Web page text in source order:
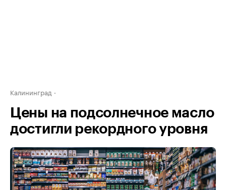
Калининград
Цены на подсолнечное масло
достигли рекордного уровня